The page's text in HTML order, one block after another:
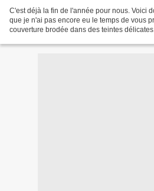
C'est déjà la fin de l'année pour nous. Voici
que je n'ai pas encore eu le temps de vous
couverture brodée dans des teintes